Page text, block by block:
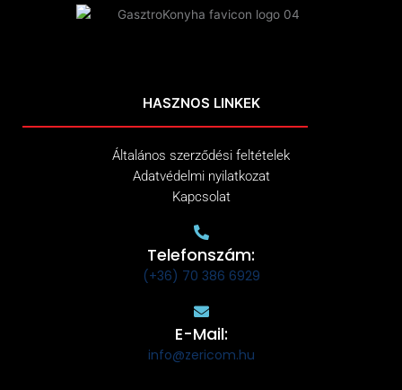
HASZNOS LINKEK
Általános szerződési feltételek
Adatvédelmi nyilatkozat
Kapcsolat
Telefonszám:
(+36) 70 386 6929
E-Mail:
info@zericom.hu